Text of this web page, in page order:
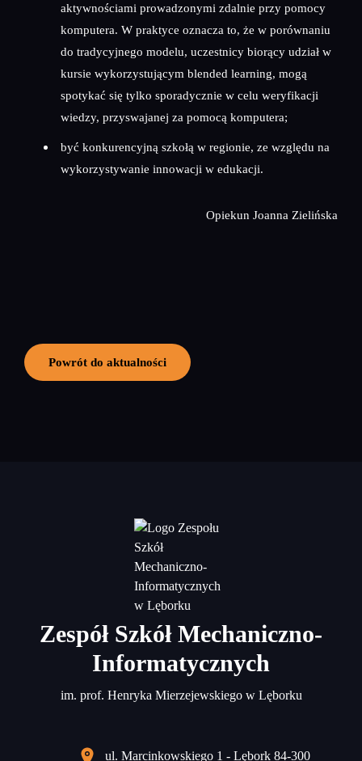
aktywnościami prowadzonymi zdalnie przy pomocy
komputera. W praktyce oznacza to, że w porównaniu
do tradycyjnego modelu, uczestnicy biorący udział w
kursie wykorzystującym blended learning, mogą
spotykać się tylko sporadycznie w celu weryfikacji
wiedzy, przyswajanej za pomocą komputera;
być konkurencyjną szkołą w regionie, ze względu na
wykorzystywanie innowacji w edukacji.
Opiekun Joanna Zielińska
Powrót do aktualności
Zespół Szkół Mechaniczno-
Informatycznych
im. prof. Henryka Mierzejewskiego w Lęborku
ul. Marcinkowskiego 1 - Lębork 84-300